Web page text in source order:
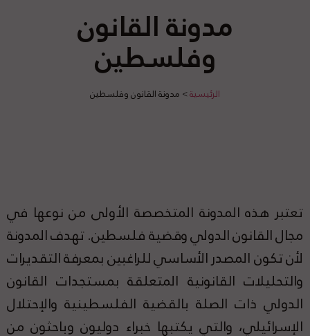
مدونة القانون
وفلسطين
الرئيسية> مدونة القانون وفلسطين
تعتبر هذه المدونة المتخصصة الأولى من نوعها في
مجال القانون الدولي وقضية فلسطين. تهدف المدونة
لأن تكون المصدر الأساسي للراغبين بمعرفة التقديرات
والتحليلات القانونية المتعلقة بمستجدات القانون
الدولي ذات الصلة بالقضية الفلسطينية والإحتلال
الإسرائيلي، والتي يكتبها خبراء دوليون وباحثون من